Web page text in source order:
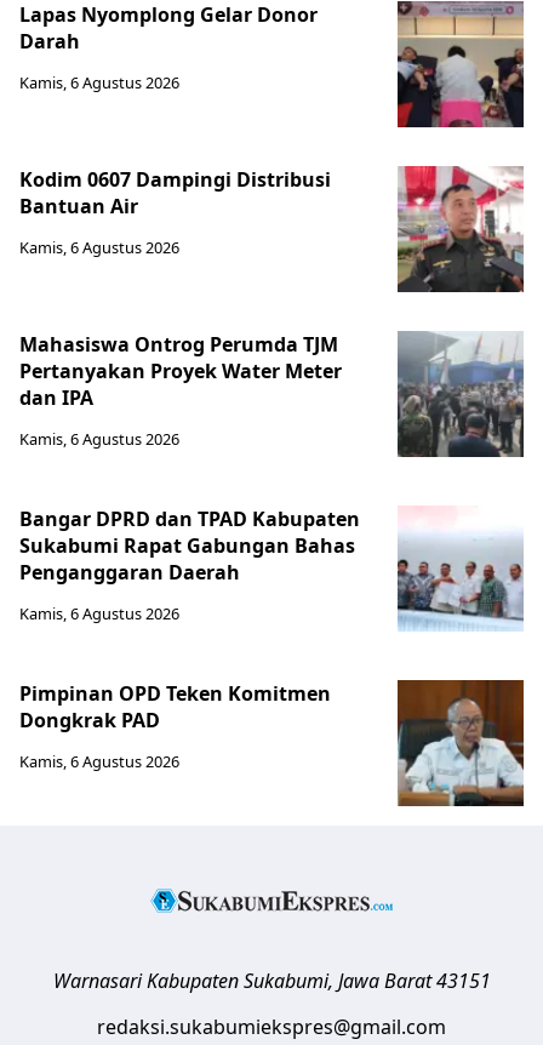
Lapas Nyomplong Gelar Donor
Darah
Kamis, 6 Agustus 2026
Kodim 0607 Dampingi Distribusi
Bantuan Air
Kamis, 6 Agustus 2026
Mahasiswa Ontrog Perumda TJM
Pertanyakan Proyek Water Meter
dan IPA
Kamis, 6 Agustus 2026
Bangar DPRD dan TPAD Kabupaten
Sukabumi Rapat Gabungan Bahas
Penganggaran Daerah
Kamis, 6 Agustus 2026
Pimpinan OPD Teken Komitmen
Dongkrak PAD
Kamis, 6 Agustus 2026
Warnasari Kabupaten Sukabumi, Jawa Barat 43151
redaksi.sukabumiekspres@gmail.com